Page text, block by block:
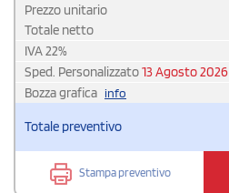
Prezzo unitario
Totale netto
IVA22%
Sped. Personalizzato13 Agosto 2026
Bozza grafica info
Totale preventivo
Stampa preventivo